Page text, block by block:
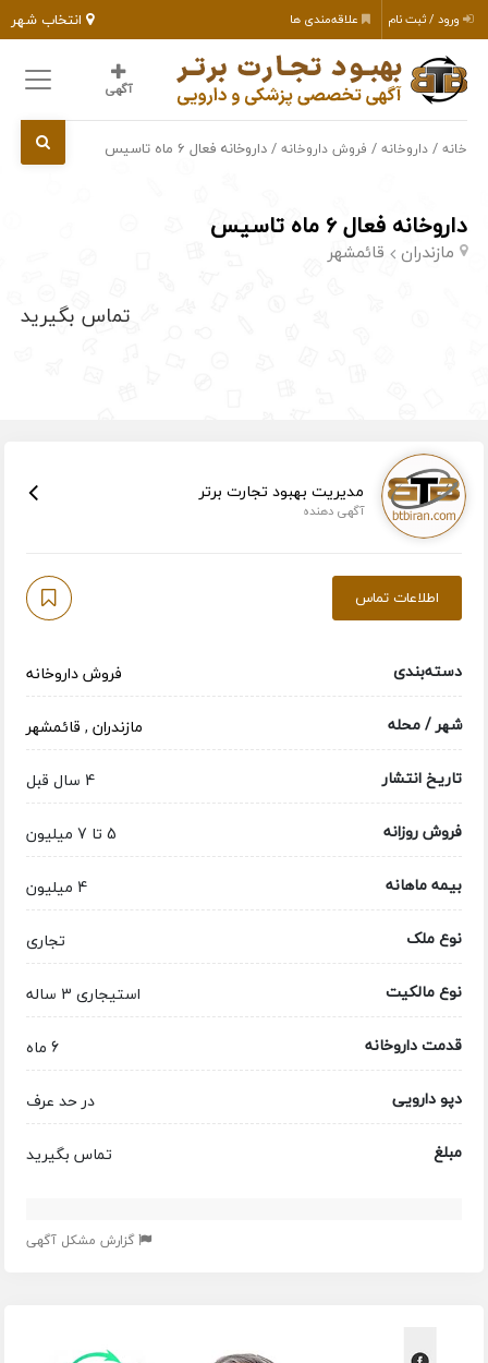
انتخاب شهر ورود / ثبت نام علاقه‌مندی ها
آگهی
خانه /داروخانه / فروش داروخانه / داروخانه فعال ۶ ماه تاسیس
داروخانه فعال ۶ ماه تاسیس
مازندران قائمشهر
تماس بگیرید
مدیریت بهبود تجارت برتر
آگهی دهنده
اطلاعات تماس
دسته‌بندی
فروش داروخانه
شهر / محله
مازندران, قائمشهر
تاریخ انتشار
4 سال قبل
فروش روزانه
5 تا 7 میلیون
بیمه ماهانه
4 میلیون
نوع ملک
تجاری
نوع مالکیت
استیجاری 3 ساله
قدمت داروخانه
6 ماه
دپو دارویی
در حد عرف
مبلغ
تماس بگیرید
گزارش مشکل آگهی